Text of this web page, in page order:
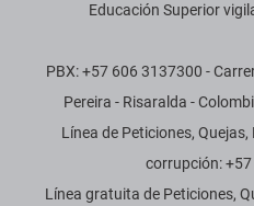
Educación Superior
PBX: +57 606 3137300 -
Pereira - Risaralda -
Línea de Peticiones,
corrupción:
Línea gratuita de Peticiones,